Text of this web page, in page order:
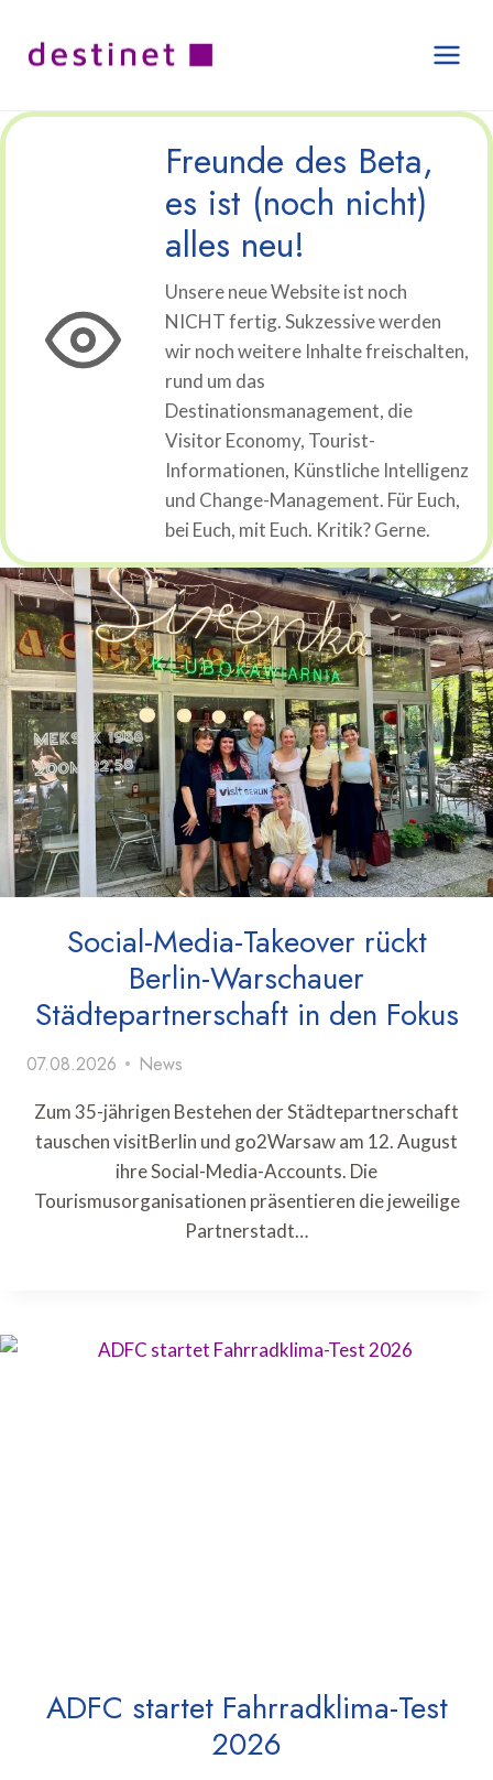
Inhalt
springen
Freunde des Beta,
es ist (noch nicht)
alles neu!
Unsere neue Website ist noch
NICHT fertig. Sukzessive werden
wir noch weitere Inhalte freischalten,
rund um das
Destinationsmanagement, die
Visitor Economy, Tourist-
Informationen, Künstliche Intelligenz
und Change-Management. Für Euch,
bei Euch, mit Euch. Kritik? Gerne.
Social-Media-Takeover rückt
Berlin-Warschauer
Städtepartnerschaft in den Fokus
07.08.2026 News
Zum 35-jährigen Bestehen der Städtepartnerschaft
tauschen visitBerlin und go2Warsaw am 12. August
ihre Social-Media-Accounts. Die
Tourismusorganisationen präsentieren die jeweilige
Partnerstadt…
ADFC startet Fahrradklima-Test
2026